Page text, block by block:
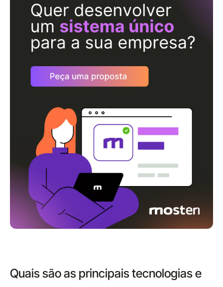
Quais são as principais tecnologias e